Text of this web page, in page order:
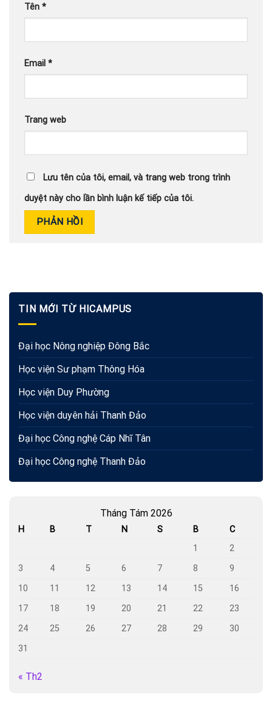
Tên *
Email *
Trang web
Lưu tên của tôi, email, và trang web trong trình
duyệt này cho lần bình luận kế tiếp của tôi.
TIN MỚI TỪ HICAMPUS
Đại học Nông nghiệp Đông Bắc
Học viện Sư phạm Thông Hóa
Học viện Duy Phường
Học viện duyên hải Thanh Đảo
Đại học Công nghệ Cáp Nhĩ Tân
Đại học Công nghệ Thanh Đảo
Tháng Tám 2026
H B T N S B
C
1
2
3
4 5 6 7 8
9
10
11 12 13 14 15
16
17
18 19 20 21 22
23
24
25 26 27 28 29
30
31
« Th2